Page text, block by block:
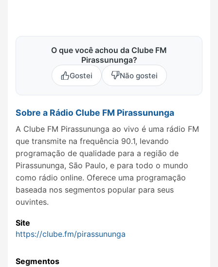
O que você achou da Clube FM
Pirassununga?
Gostei Não gostei
Sobre a Rádio Clube FM Pirassununga
A Clube FM Pirassununga ao vivo é uma rádio FM
que transmite na frequência 90.1, levando
programação de qualidade para a região de
Pirassununga, São Paulo, e para todo o mundo
como rádio online. Oferece uma programação
baseada nos segmentos popular para seus
ouvintes.
Site
https://clube.fm/pirassununga
Segmentos